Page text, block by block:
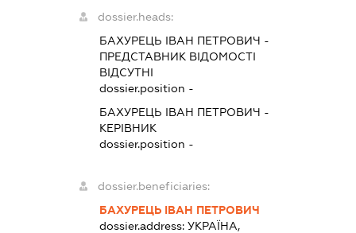
dossier.heads:
БАХУРЕЦЬ ІВАН ПЕТРОВИЧ -
ПРЕДСТАВНИК ВІДОМОСТІ
ВІДСУТНІ
dossier.position -
БАХУРЕЦЬ ІВАН ПЕТРОВИЧ -
КЕРІВНИК
dossier.position -
dossier.beneficiaries:
БАХУРЕЦЬ ІВАН ПЕТРОВИЧ
dossier.address: УКРАЇНА,